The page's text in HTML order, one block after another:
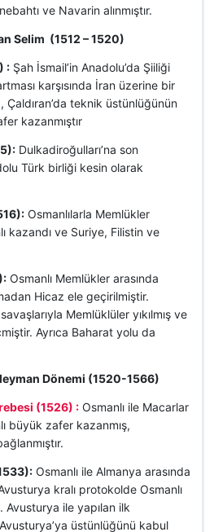
ve Navarin alınmıştır.
Selim (1512 – 1520)
: Şah İsmail’in Anadolu’da Şiiliği
karşısında İran üzerine bir
teknik üstünlüğünün
kazanmıştır
Dulkadiroğulları’na son
Türk birliği kesin olarak
Osmanlılarla Memlükler
kazandı ve Suriye, Filistin ve
Osmanlı Memlükler arasında
Hicaz ele geçirilmiştir.
Memlüklüler yıkılmış ve
Ayrıca Baharat yolu da
Dönemi (1520-1566)
(1526) : Osmanlı ile Macarlar
büyük zafer kazanmış,
Osmanlı ile Almanya arasında
kralı protokolde Osmanlı
Avusturya ile yapılan ilk
üstünlüğünü kabul